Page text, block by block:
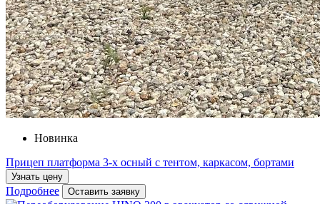
Новинка
Прицеп платформа 3-х осный с тентом, каркасом, бортами
Узнать цену
Подробнее Оставить заявку